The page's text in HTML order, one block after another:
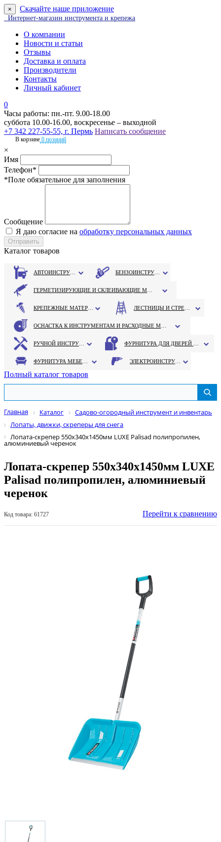
× Скачайте наше приложение
Интернет-магазин инструмента и крепежа
О компании
Новости и статьи
Отзывы
Доставка и оплата
Производители
Контакты
Личный кабинет
0
Часы работы: пн.-пт. 9.00-18.00
суббота 10.00-16.00, воскресенье – выходной
+7 342 227-55-55, г. Пермь Написать сообщение
В корзине 0 позиций
×
Имя
Телефон*
*Поле обязательное для заполнения
Сообщение
Я даю согласие на обработку персональных данных
Каталог товаров
Полный каталог товаров
Главная Каталог
Садово-огородный инструмент и инвентарь
Лопаты, движки, скреперы для снега
Лопата-скрепер 550х340х1450мм LUXE Palisad полипропилен,
алюминиевый черенок
Лопата-скрепер 550х340х1450мм LUXE
Palisad полипропилен, алюминиевый
черенок
Код товара: 61727 Перейти к сравнению